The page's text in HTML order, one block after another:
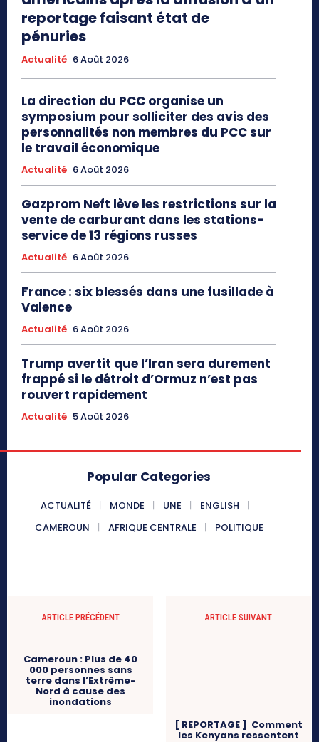
reportage faisant état de
pénuries
Actualité 6 Août 2026
La direction du PCC organise un
symposium pour solliciter des avis des
personnalités non membres du PCC sur
le travail économique
Actualité 6 Août 2026
Gazprom Neft lève les restrictions sur la
vente de carburant dans les stations-
service de 13 régions russes
Actualité 6 Août 2026
France : six blessés dans une fusillade à
Valence
Actualité 6 Août 2026
Trump avertit que l’Iran sera durement
frappé si le détroit d’Ormuz n’est pas
rouvert rapidement
Actualité 5 Août 2026
Popular Categories
ACTUALITÉ MONDE UNE
ENGLISH
CAMEROUN
AFRIQUE CENTRALE POLITIQUE
ARTICLE PRÉCÉDENT
Cameroun : Plus de 40
000 personnes sans
terre dans l’Extrême-
Nord à cause des
inondations
ARTICLE SUIVANT
[ REPORTAGE ] Comment
les Kenyans ressentent